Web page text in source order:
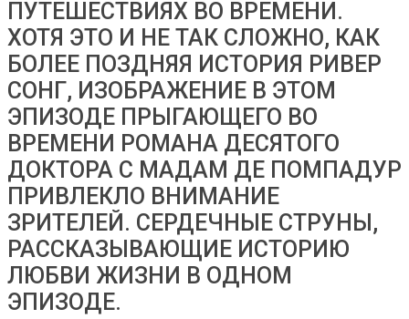
ПУТЕШЕСТВИЯХ ВО ВРЕМЕНИ.
ХОТЯ ЭТО И НЕ ТАК СЛОЖНО, КАК
БОЛЕЕ ПОЗДНЯЯ ИСТОРИЯ РИВЕР
СОНГ, ИЗОБРАЖЕНИЕ В ЭТОМ
ЭПИЗОДЕ ​​ПРЫГАЮЩЕГО ВО
ВРЕМЕНИ РОМАНА ДЕСЯТОГО
ДОКТОРА С МАДАМ ДЕ ПОМПАДУР
ПРИВЛЕКЛО ВНИМАНИЕ
ЗРИТЕЛЕЙ. СЕРДЕЧНЫЕ СТРУНЫ,
РАССКАЗЫВАЮЩИЕ ИСТОРИЮ
ЛЮБВИ ЖИЗНИ В ОДНОМ
ЭПИЗОДЕ.